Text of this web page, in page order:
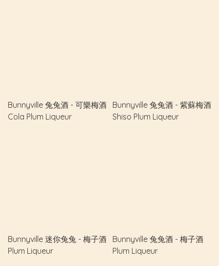
Bunnyville 兔兔酒 - 可樂梅酒
Cola Plum Liqueur
Bunnyville 兔兔酒 - 紫蘇梅酒
Shiso Plum Liqueur
Bunnyville 迷你兔兔 - 梅子酒
Plum Liqueur
Bunnyville 兔兔酒 - 梅子酒
Plum Liqueur